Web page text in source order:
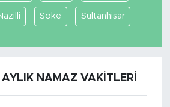
Söke Sultanhisar
NAMAZ VAKITLERI